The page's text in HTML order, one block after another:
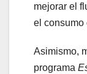
mejorar el
el consumo
Asimismo,
programa